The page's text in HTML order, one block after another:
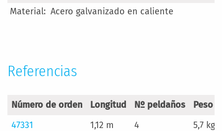
Acero galvanizado en caliente
Referencias
Número de orden Longitud Nº peldaños
Peso
47331
1,12 m 4
5,7 kg